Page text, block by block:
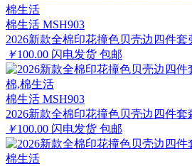
棉生活 MSH903
2026新款全棉印花撞色贝壳边四件套
￥100.00 闪电发货 包邮
棉生活 MSH903
2026新款全棉印花撞色贝壳边四件套
￥100.00 闪电发货 包邮